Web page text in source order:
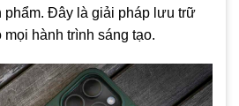
phẩm. Đây là giải pháp lưu trữ
mọi hành trình sáng tạo.